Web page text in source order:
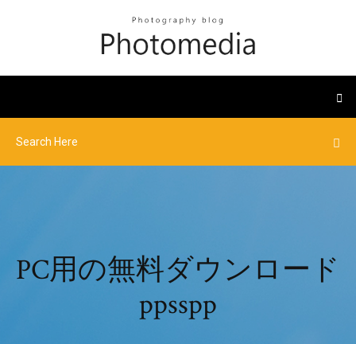
PC用の無料ダウンロード
ppsspp